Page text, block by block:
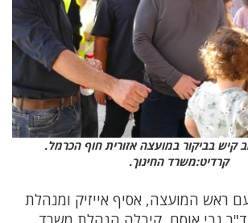
קיש בביקור במועצה אזורית חוף הכרמל.
קרדיט:משרד החינוך.
ראש המועצה, אסיף אייזיק ומנהלת